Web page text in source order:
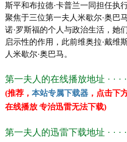
克里斯汀·弗劳赛斯
吉莲·安德森
德里克·塞西尔
译 名 第一夫
片 名 第一夫
产 地美国
类 别 剧情/传
语 言 英语
豆瓣评分 7.3
斯平和布拉德·卡普兰一同担任执
聚焦于三位第一夫人米歇尔·奥巴
诺·罗斯福的个人与政治生活，她
启示性的作用，此前维奥拉·戴维
人米歇尔·奥巴马。
第一夫人的在线播放地址 · · · ·
(推荐， 本站专属下载器 ，点击下
在线播放 专治迅雷无法下载)
第一夫人的迅雷下载地址 · · · ·